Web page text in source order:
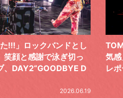
!!!」ロックバンドとし
笑顔と感謝で泳ぎ切っ
、DAY2“GOODBYE D
2026.06.19
気
レ